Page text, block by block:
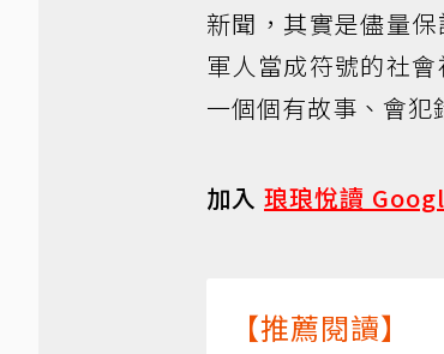
新聞，其實是儘量
軍人當成符號的社
一個個有故事、會犯
加入 琅琅悅讀
【推薦閱讀】